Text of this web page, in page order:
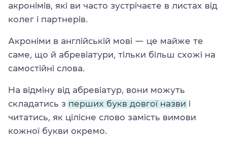
акронімів, які ви часто зустрічаєте в листах від
колег і партнерів.
Акроніми в англійській мові — це майже те
саме, що й абревіатури, тільки більш схожі на
самостійні слова.
На відміну від абревіатур, вони можуть
складатись з перших букв довгої назви і
читатись, як цілісне слово замість вимови
кожної букви окремо.